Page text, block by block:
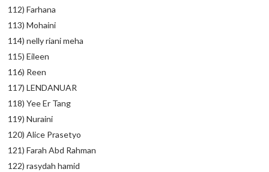
112) Farhana
113) Mohaini
114) nelly riani meha
115) Eileen
116) Reen
117) LENDANUAR
118) Yee Er Tang
119) Nuraini
120) Alice Prasetyo
121) Farah Abd Rahman
122) rasydah hamid